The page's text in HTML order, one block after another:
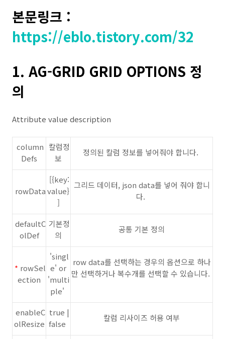
본문링크 :
https://eblo.tistory.com/32
1. AG-GRID GRID OPTIONS 정
의
Attribute value description
column
Defs
칼럼정
보
정의된 칼럼 정보를 넣어줘야 합니다.
rowData
[{key:
value}
]
그리드 데이터, json data를 넣어 줘야 합니
다.
defaultC
olDef
기본정
의
공통 기본 정의
* rowSel
ection
'singl
e' or
'multi
ple'
row data를 선택하는 경우의 옵션으로 하나
만 선택하거나 복수개를 선택할 수 있습니다.
enableC
olResize
true |
false
칼럼 리사이즈 허용 여부